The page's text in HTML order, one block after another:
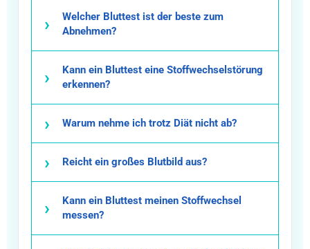
Welcher Bluttest ist der beste zum
Abnehmen?
Kann ein Bluttest eine Stoffwechselstörung
erkennen?
Warum nehme ich trotz Diät nicht ab?
Reicht ein großes Blutbild aus?
Kann ein Bluttest meinen Stoffwechsel
messen?